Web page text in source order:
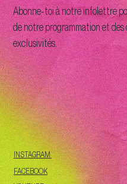
Abonne-toi à notre infolettre
de notre programmation et des
exclusivités.
INSTAGRAM
FACEBOOK